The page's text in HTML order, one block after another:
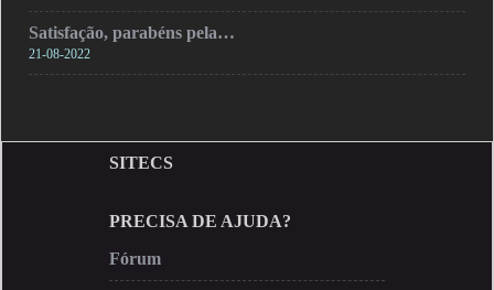
Satisfação, parabéns pela…
21-08-2022
SITECS
PRECISA DE AJUDA?
Fórum